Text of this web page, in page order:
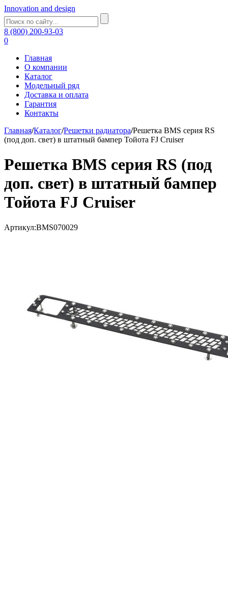
Innovation and design
8 (800) 200-93-03
0
Главная
О компании
Каталог
Модельный ряд
Доставка и оплата
Гарантия
Контакты
Главная/Каталог/Решетки радиатора/Решетка BMS серия RS
(под доп. свет) в штатный бампер Тойота FJ Cruiser
Решетка BMS серия RS (под
доп. свет) в штатный бампер
Тойота FJ Cruiser
Артикул:BMS070029